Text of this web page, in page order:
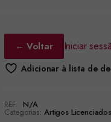
← Voltar Iniciar
Adicionar à lista de
REF: N/A
Categorias: Artigos